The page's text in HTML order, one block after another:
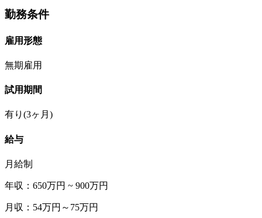
勤務条件
雇用形態
無期雇用
試用期間
有り(3ヶ月)
給与
月給制
年収：650万円 ~ 900万円
月収：54万円～75万円